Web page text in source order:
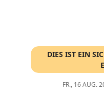
DIES IST EIN
FR., 16 AUG.